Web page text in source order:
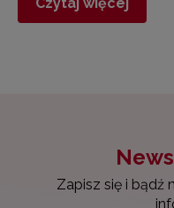
Zapisz się i bądź